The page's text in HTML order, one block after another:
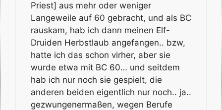
Priest] aus mehr oder weniger
Langeweile auf 60 gebracht, und als BC
rauskam, hab ich dann meinen Elf-
Druiden Herbstlaub angefangen.. bzw,
hatte ich das schon virher, aber sie
wurde etwa mit BC 60… und seitdem
hab ich nur noch sie gespielt, die
anderen beiden eigentlich nur noch.. ja..
gezwungenermaßen, wegen Berufe